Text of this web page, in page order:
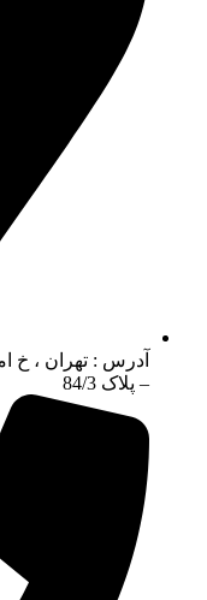
آدرس : تهران ، خ
– پلاک 84/3